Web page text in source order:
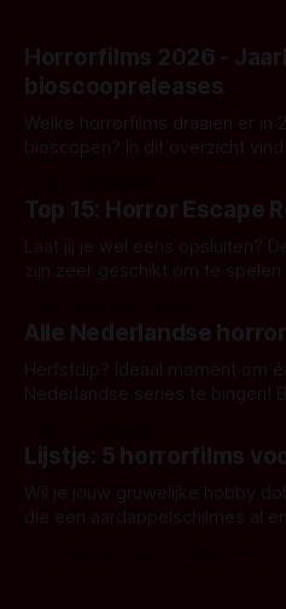
Horrorfilms 2026 -
bioscoopreleases
Welke horrorfilms draaien er in
bioscopen? In dit overzicht
Top 15: Horror Escape
Laat jij je wel eens opsluiten?
zijn zeer geschikt om te
Alle Nederlandse
Herfstdip? Ideaal moment om
Nederlandse series te bingen! Bij nederhorror denk je al
Amsterdamned of The
is niet beperkt tot films. Hier
Lijstje: 5 horrorfilms
Wil je jouw gruwelijke hobby
die een aardappelschilmes al